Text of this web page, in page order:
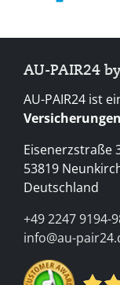
AU-PAIR24
AU-PAIR24 ist
Versicherungen
Eisenerzstraße
53819
Deutschland
+49 2247 9194-
info@au-